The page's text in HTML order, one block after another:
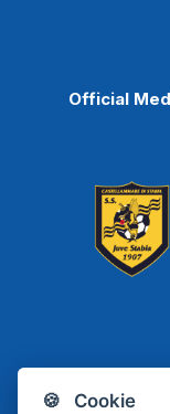
🍪 Cookie
Official
Juve Stabia